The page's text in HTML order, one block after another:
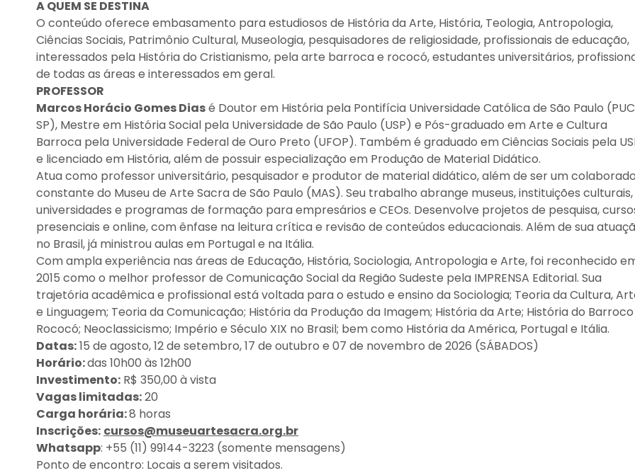
A QUEM SE DESTINA
O conteúdo oferece embasamento para estudiosos de História da Arte, História, Teologia, Antropologia,
Ciências Sociais, Patrimônio Cultural, Museologia, pesquisadores de religiosidade, profissionais de educação,
interessados pela História do Cristianismo, pela arte barroca e rococó, estudantes universitários,
de todas as áreas e interessados em geral.
PROFESSOR
Marcos Horácio Gomes Diasé Doutor em História pela Pontifícia Universidade Católica de São Paulo
SP), Mestre em História Social pela Universidade de São Paulo (USP) e Pós-graduado em Arte e Cultura
Barroca pela Universidade Federal de Ouro Preto (UFOP). Também é graduado em Ciências Sociais pela
e licenciado em História, além de possuir especialização em Produção de Material Didático.
Atua como professor universitário, pesquisador e produtor de material didático, além de ser um
constante do Museu de Arte Sacra de São Paulo (MAS). Seu trabalho abrange museus, instituições culturais,
universidades e programas de formação para empresários e CEOs. Desenvolve projetos de pesquisa,
presenciais e online, com ênfase na leitura crítica e revisão de conteúdos educacionais. Além de sua
no Brasil, já ministrou aulas em Portugal e na Itália.
Com ampla experiência nas áreas de Educação, História, Sociologia, Antropologia e Arte, foi reconhecido
2015 como o melhor professor de Comunicação Social da Região Sudeste pela IMPRENSA Editorial. Sua
trajetória acadêmica e profissional está voltada para o estudo e ensino da Sociologia; Teoria da Cultura,
e Linguagem; Teoria da Comunicação; História da Produção da Imagem; História da Arte; História do
Rococó; Neoclassicismo; Império e Século XIX no Brasil; bem como História da América, Portugal e Itália.
Datas:15 de agosto, 12 de setembro, 17 de outubro e 07 de novembro de 2026 (SÁBADOS)
Horário:das 10h00 às 12h00
Investimento: R$ 350,00 à vista
Vagas limitadas:20
Carga horária:8 horas
Inscrições: cursos@museuartesacra.org.br
Whatsapp: +55 (11) 99144-3223 (somente mensagens)
Ponto de encontro: Locais a serem visitados.